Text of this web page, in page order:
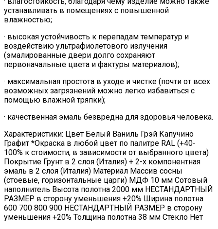
устанавливать в помещениях с повышенной
влажностью;
· высокая устойчивость к перепадам температур и
воздействию ультрафиолетового излучения
(эмалированные двери долго сохраняют
первоначальные цвета и фактуры материалов);
· максимальная простота в уходе и чистке (почти от всех
возможных загрязнений можно легко избавиться с
помощью влажной тряпки);
· качественная эмаль безвредна для здоровья человека.
Характеристики: Цвет Белый Ваниль Грэй Капучино
Графит *Окраска в любой цвет по палитре RAL (+40-
100% к стоимости, в зависимости от выбранного цвета)
Покрытие Грунт в 2 слоя (Италия) + 2-х компонентная
эмаль в 2 слоя (Италия) Материал Массив сосны
(стоевые, горизонтальные царги) МДФ 10 мм Сотовый
наполнитель Высота полотна 2000 мм НЕСТАНДАРТНЫЙ
РАЗМЕР в сторону уменьшения +20% Ширина полотна
600 700 800 900 НЕСТАНДАРТНЫЙ РАЗМЕР в сторону
уменьшения +20% Толщина полотна 38 мм Стекло Нет